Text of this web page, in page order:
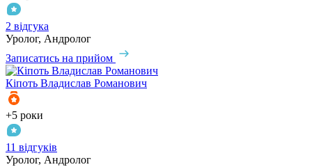
2 відгука
Уролог, Андролог
Записатись на прийом
Кіпоть Владислав Романович
+5 роки
11 відгуків
Уролог, Андролог